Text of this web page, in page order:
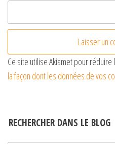
Ce site utilise Akismet pour
la façon dont les données de vos
RECHERCHER DANS LE BLOG